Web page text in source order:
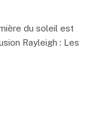
du soleil est
Rayleigh : Les